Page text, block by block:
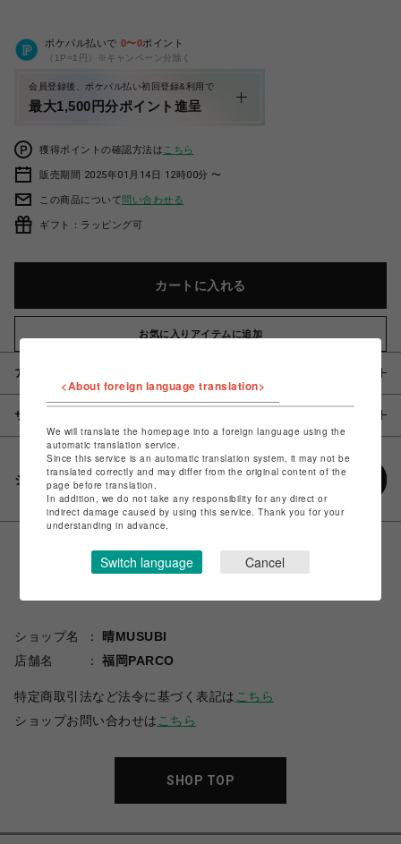
ポケパル払いで 0〜0ポイント
（1P=1円）※キャンペーン分除く
会員登録後、ポケパル払い初回登録&利用で
最大1,500円分ポイント進呈
獲得ポイントの確認方法は こちら
販売期間 2025年01月14日 12時00分 〜
この商品について問い合わせる
ギフト：ラッピング可
カートに入れる
お気に入りアイテムに追加
アイテム説明 / 素材
サイズ
シェアする
ショップ名
晴MUSUBI
店舗名
福岡PARCO
特定商取引法など法令に基づく表記は こちら
ショップお問い合わせは こちら
SHOP TOP
<About foreign language translation>
We will translate the homepage into a foreign language using the
automatic translation service.
Since this service is an automatic translation system, it may not be
translated correctly and may differ from the original content of the
page before translation.
In addition, we do not take any responsibility for any direct or
indirect damage caused by using this service. Thank you for your
understanding in advance.
Switch language Cancel